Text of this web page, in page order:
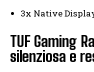
3x Native
TUF Gaming
silenziosa e